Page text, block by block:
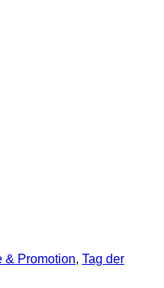
& Promotion, Tag der